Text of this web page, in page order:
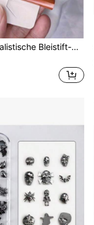
1 Stück süße realistische Bleistift-Haarspange, mehrfarbige Seitenpony-Haarspange, bequem zu tragen, fügt verspielten Stil hinzu, kreative bleistiftförmige Alligator-Haarspange, originelles lustiges Haaraccessoire, mädchenhafte Seitenclip, gleiche Stil Haarspange, japanische süße Seitenclip, Student Flyaway Haarspange, Nischen-Design Kopfschmuck geeignet für Schule, tägliche Lässig und Themenveranstaltungen, Premium lustiges Mode-Haaraccessoire